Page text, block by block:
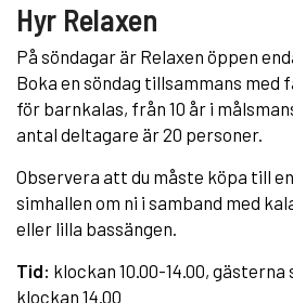
Hyr Relaxen
På söndagar är Relaxen öppen
Boka en söndag tillsammans med
för barnkalas, från 10 år i
antal deltagare är 20 personer.
Observera att du måste köpa till
simhallen om ni i samband med
eller lilla bassängen.
Tid: klockan 10.00-14.00,
klockan 14.00